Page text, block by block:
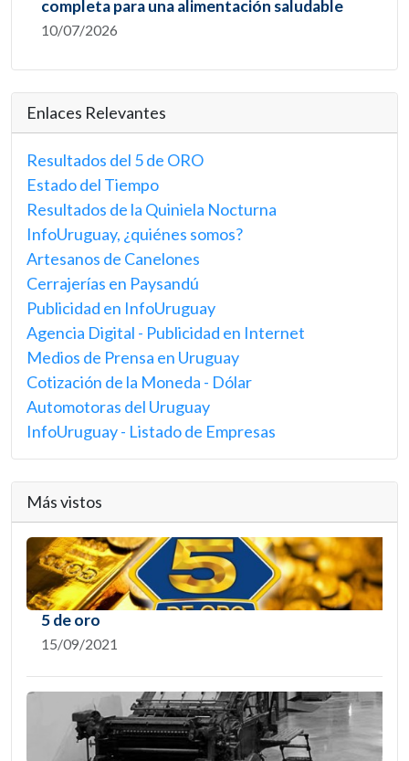
completa para una alimentación saludable
10/07/2026
Enlaces Relevantes
Resultados del 5 de ORO
Estado del Tiempo
Resultados de la Quiniela Nocturna
InfoUruguay, ¿quiénes somos?
Artesanos de Canelones
Cerrajerías en Paysandú
Publicidad en InfoUruguay
Agencia Digital - Publicidad en Internet
Medios de Prensa en Uruguay
Cotización de la Moneda - Dólar
Automotoras del Uruguay
InfoUruguay - Listado de Empresas
Más vistos
5 de oro
15/09/2021